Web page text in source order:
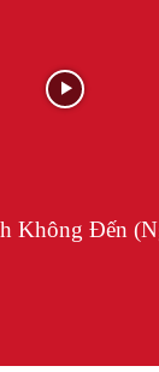
Không Đến